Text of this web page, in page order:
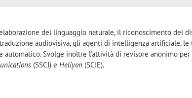
del linguaggio naturale, il riconoscimento dei
audiovisiva, gli agenti di intelligenza artificiale,
automatico. Svolge inoltre l'attività di revisore anonimo
(SSCI) eHeliyon (SCIE).